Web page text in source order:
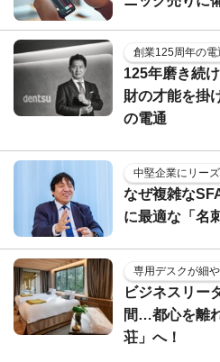
創業125周年の
125年磨き続
財の才能を掛
の電通
中堅企業にリー
なぜ複雑な
に最適な「名
専用デスクが細
ビジネスリー
間…都心を離
荘」へ！